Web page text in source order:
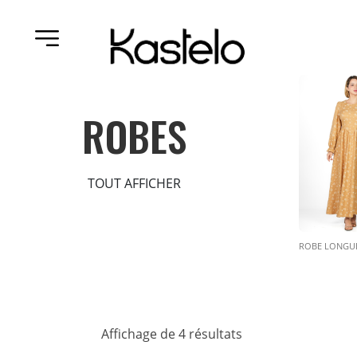
ROBES
TOUT AFFICHER
Affichage de 4 résultats